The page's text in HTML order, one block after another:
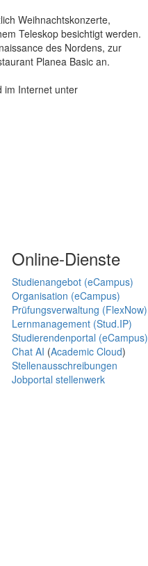
Weihnachtskonzerte,
Teleskop besichtigt werden.
des Nordens, zur
Planea Basic an.
im Internet unter
Online-Dienste
Studienangebot (eCampus)
Organisation (eCampus)
Prüfungsverwaltung (FlexNow)
Lernmanagement (Stud.IP)
Studierendenportal (eCampus)
Chat AI (Academic Cloud)
Stellenausschreibungen
Jobportal stellenwerk